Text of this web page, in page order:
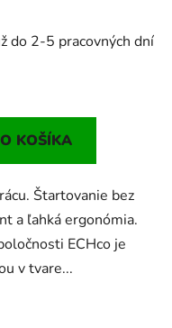
do 2-5 pracovných dní
KOŠÍKA
Štartovanie bez
a ľahká ergonómia.
ECHco je
v tvare...